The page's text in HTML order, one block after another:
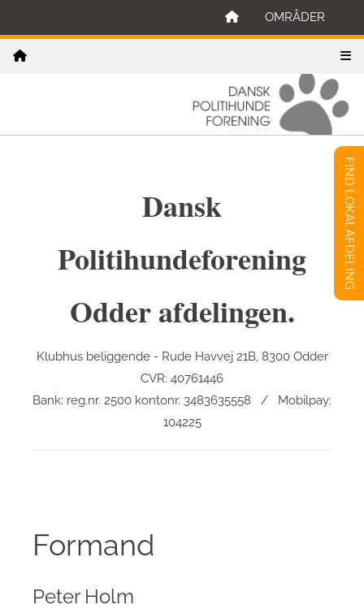
OMRÅDER
Dansk
Politihundeforening
Odder afdelingen.
Klubhus beliggende - Rude Havvej 21B, 8300 Odder
CVR: 40761446
Bank: reg.nr. 2500 kontonr. 3483635558 / Mobilpay:
104225
Formand
Peter Holm
FIND LOKALAFDELING